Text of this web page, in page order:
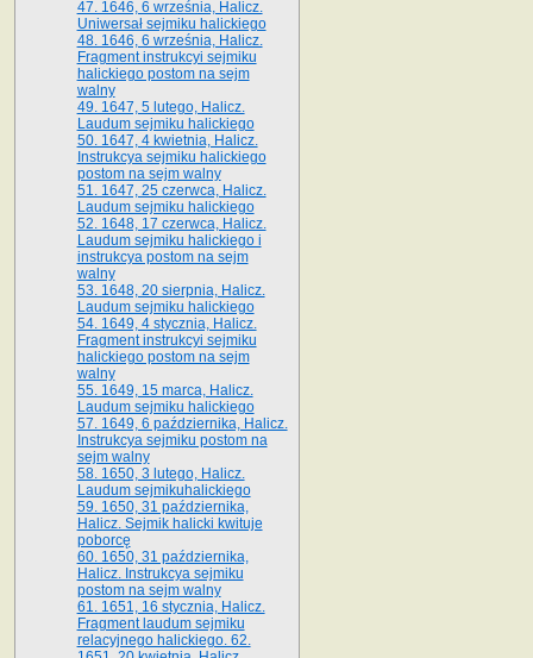
47. 1646, 6 września, Halicz.
Uniwersał sejmiku halickiego
48. 1646, 6 września, Halicz.
Fragment instrukcyi sejmiku
halickiego postom na sejm
walny
49. 1647, 5 lutego, Halicz.
Laudum sejmiku halickiego
50. 1647, 4 kwietnia, Halicz.
Instrukcya sejmiku halickiego
postom na sejm walny
51. 1647, 25 czerwca, Halicz.
Laudum sejmiku halickiego
52. 1648, 17 czerwca, Halicz.
Laudum sejmiku halickiego i
instrukcya postom na sejm
walny
53. 1648, 20 sierpnia, Halicz.
Laudum sejmiku halickiego
54. 1649, 4 stycznia, Halicz.
Fragment instrukcyi sejmiku
halickiego postom na sejm
walny
55. 1649, 15 marca, Halicz.
Laudum sejmiku halickiego
57. 1649, 6 października, Halicz.
Instrukcya sejmiku postom na
sejm walny
58. 1650, 3 lutego, Halicz.
Laudum sejmikuhalickiego
59. 1650, 31 października,
Halicz. Sejmik halicki kwituje
poborcę
60. 1650, 31 października,
Halicz. Instrukcya sejmiku
postom na sejm walny
61. 1651, 16 stycznia, Halicz.
Fragment laudum sejmiku
relacyjnego halickiego. 62.